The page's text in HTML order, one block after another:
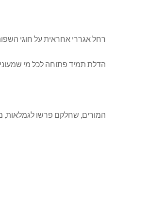
רחל אגררי אחראית על חוגי
הדלת תמיד פתוחה לכל מי שמעוניין
המורים, שחלקם פרשו לגמלאות,